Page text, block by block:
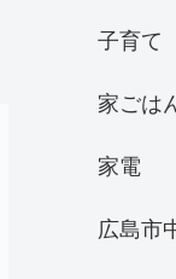
子育て
家ごは
家電
広島市